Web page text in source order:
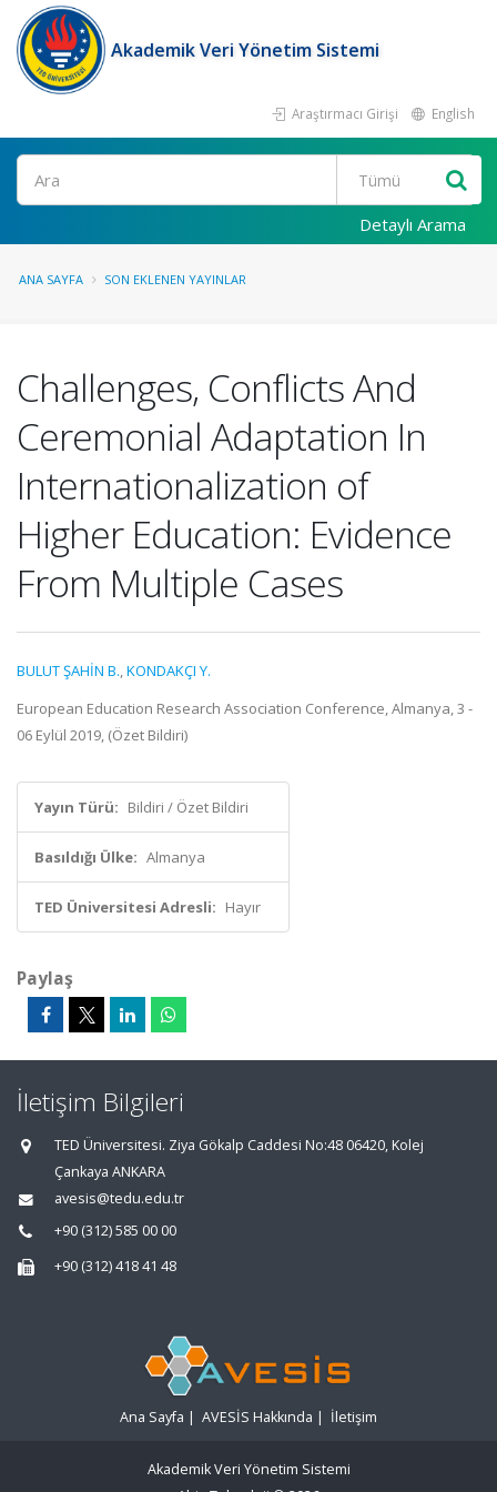
Akademik Veri Yönetim Sistemi
Araştırmacı Girişi English
Ara
Detaylı Arama
ANA SAYFA SON EKLENEN YAYINLAR
Challenges, Conflicts And
Ceremonial Adaptation In
Internationalization of
Higher Education: Evidence
From Multiple Cases
BULUT ŞAHİN B.,KONDAKÇI Y.
European Education Research Association Conference, Almanya, 3 -
06 Eylül 2019, (Özet Bildiri)
Yayın Türü: Bildiri / Özet Bildiri
Basıldığı Ülke: Almanya
TED Üniversitesi Adresli: Hayır
Paylaş
İletişim Bilgileri
TED Üniversitesi. Ziya Gökalp Caddesi No:48 06420, Kolej
Çankaya ANKARA
avesis@tedu.edu.tr
+90 (312) 585 00 00
+90 (312) 418 41 48
Ana Sayfa | AVESİS Hakkında | İletişim
Akademik Veri Yönetim Sistemi